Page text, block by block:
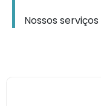
Nossos